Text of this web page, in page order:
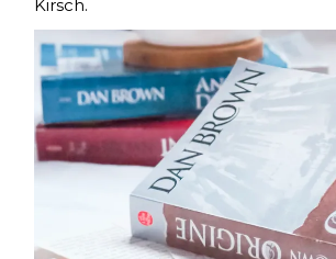
Kirsch.